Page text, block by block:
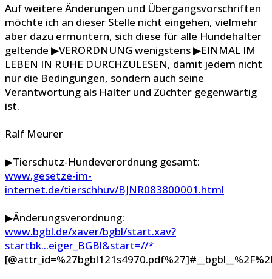
Auf weitere Änderungen und Übergangsvorschriften
möchte ich an dieser Stelle nicht eingehen, vielmehr
aber dazu ermuntern, sich diese für alle Hundehalter
geltende ▶VERORDNUNG wenigstens ▶EINMAL IM
LEBEN IN RUHE DURCHZULESEN, damit jedem nicht
nur die Bedingungen, sondern auch seine
Verantwortung als Halter und Züchter gegenwärtig
ist.
Ralf Meurer
▶Tierschutz-Hundeverordnung gesamt:
www.gesetze-im-
internet.de/tierschhuv/BJNR083800001.html
▶Änderungsverordnung:
www.bgbl.de/xaver/bgbl/start.xav?
startbk...eiger_BGBl&start=//*